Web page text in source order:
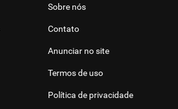
Sobre nós
Contato
Anunciar no site
Termos de uso
Política de privacidade